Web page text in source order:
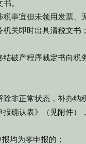
。
事宜但未领用发票、
关即时出具清税文书
破产程序裁定书向税
非正常状态，补办纳
确认表》（见附件）
均为零申报的；